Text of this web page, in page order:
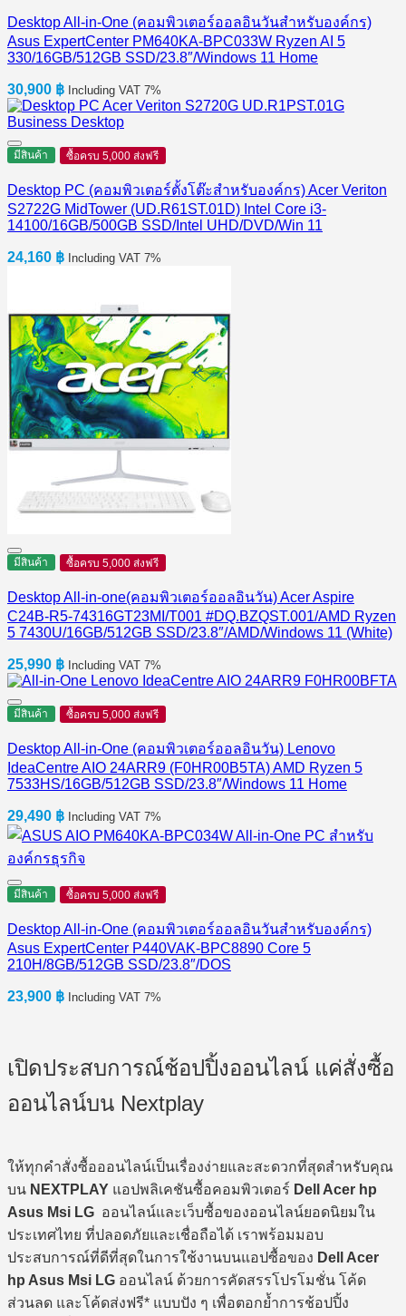
Desktop All-in-One (คอมพิวเตอร์ออลอินวันสำหรับองค์กร)
Asus ExpertCenter PM640KA-BPC033W Ryzen AI 5
330/16GB/512GB SSD/23.8″/Windows 11 Home
30,900 ฿ Including VAT 7%
มีสินค้า ซื้อครบ 5,000 ส่งฟรี
Desktop PC (คอมพิวเตอร์ตั้งโต๊ะสำหรับองค์กร) Acer Veriton
S2722G MidTower (UD.R61ST.01D) Intel Core i3-
14100/16GB/500GB SSD/Intel UHD/DVD/Win 11
24,160 ฿ Including VAT 7%
มีสินค้า ซื้อครบ 5,000 ส่งฟรี
Desktop All-in-one(คอมพิวเตอร์ออลอินวัน) Acer Aspire
C24B-R5-74316GT23MI/T001 #DQ.BZQST.001/AMD Ryzen
5 7430U/16GB/512GB SSD/23.8″/AMD/Windows 11 (White)
25,990 ฿ Including VAT 7%
มีสินค้า ซื้อครบ 5,000 ส่งฟรี
Desktop All-in-One (คอมพิวเตอร์ออลอินวัน) Lenovo
IdeaCentre AIO 24ARR9 (F0HR00B5TA) AMD Ryzen 5
7533HS/16GB/512GB SSD/23.8″/Windows 11 Home
29,490 ฿ Including VAT 7%
มีสินค้า ซื้อครบ 5,000 ส่งฟรี
Desktop All-in-One (คอมพิวเตอร์ออลอินวันสำหรับองค์กร)
Asus ExpertCenter P440VAK-BPC8890 Core 5
210H/8GB/512GB SSD/23.8″/DOS
23,900 ฿ Including VAT 7%
เปิดประสบการณ์ช้อปปิ้งออนไลน์ แค่สั่งซื้อ
ออนไลน์บน Nextplay
ให้ทุกคำสั่งซื้อออนไลน์เป็นเรื่องง่ายและสะดวกที่สุดสำหรับคุณ
บน NEXTPLAY แอปพลิเคชันซื้อคอมพิวเตอร์ Dell Acer hp
Asus Msi LG ออนไลน์และเว็บซื้อของออนไลน์ยอดนิยมใน
ประเทศไทย ที่ปลอดภัยและเชื่อถือได้ เราพร้อมมอบ
ประสบการณ์ที่ดีที่สุดในการใช้งานบนแอปซื้อของ Dell Acer
hp Asus Msi LG ออนไลน์ ด้วยการคัดสรรโปรโมชั่น โค้ด
ส่วนลด และโค้ดส่งฟรี* แบบปัง ๆ เพื่อตอกย้ำการช้อปปิ้ง